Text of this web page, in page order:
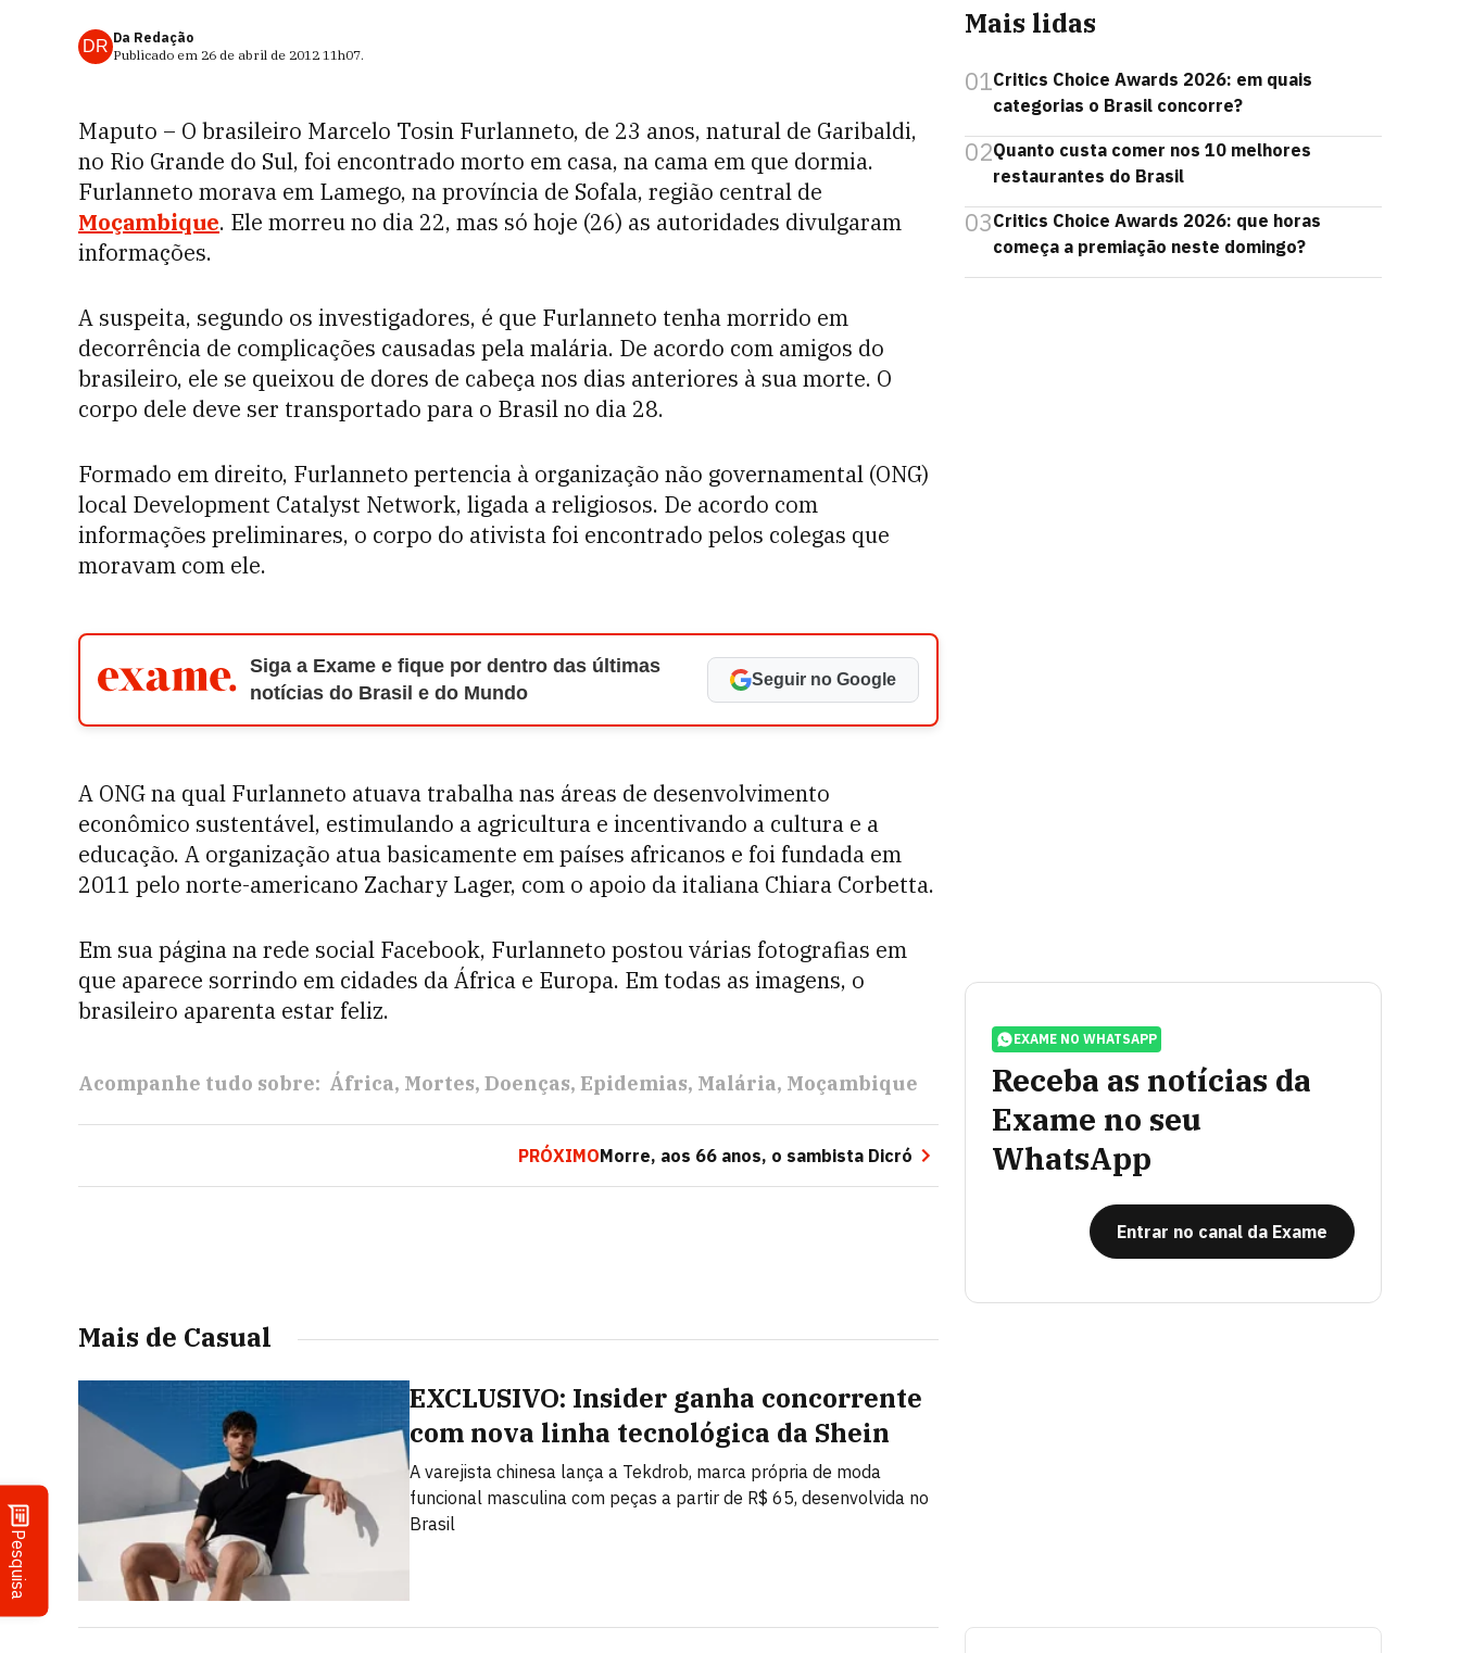
Pesquisa
DR Da Redação
Publicado em 26 de abril de 2012 11h07.
Maputo – O brasileiro Marcelo Tosin Furlanneto, de 23 anos, natural de Garibaldi,
no Rio Grande do Sul, foi encontrado morto em casa, na cama em que dormia.
Furlanneto morava em Lamego, na província de Sofala, região central de
Moçambique. Ele morreu no dia 22, mas só hoje (26) as autoridades divulgaram
informações.
A suspeita, segundo os investigadores, é que Furlanneto tenha morrido em
decorrência de complicações causadas pela malária. De acordo com amigos do
brasileiro, ele se queixou de dores de cabeça nos dias anteriores à sua morte. O
corpo dele deve ser transportado para o Brasil no dia 28.
Formado em direito, Furlanneto pertencia à organização não governamental (ONG)
local Development Catalyst Network, ligada a religiosos. De acordo com
informações preliminares, o corpo do ativista foi encontrado pelos colegas que
moravam com ele.
Siga a Exame e fique por dentro das últimas
notícias do Brasil e do Mundo
Seguir no Google
A ONG na qual Furlanneto atuava trabalha nas áreas de desenvolvimento
econômico sustentável, estimulando a agricultura e incentivando a cultura e a
educação. A organização atua basicamente em países africanos e foi fundada em
2011 pelo norte-americano Zachary Lager, com o apoio da italiana Chiara Corbetta.
Em sua página na rede social Facebook, Furlanneto postou várias fotografias em
que aparece sorrindo em cidades da África e Europa. Em todas as imagens, o
brasileiro aparenta estar feliz.
Acompanhe tudo sobre: África Mortes Doenças Epidemias Malária Moçambique
PRÓXIMOMorre, aos 66 anos, o sambista Dicró
Mais de Casual
EXCLUSIVO: Insider ganha concorrente
com nova linha tecnológica da Shein
A varejista chinesa lança a Tekdrob, marca própria de moda
funcional masculina com peças a partir de R$ 65, desenvolvida no
Brasil
Mais lidas
01Critics Choice Awards 2026: em quais
categorias o Brasil concorre?
02Quanto custa comer nos 10 melhores
restaurantes do Brasil
03Critics Choice Awards 2026: que horas
começa a premiação neste domingo?
EXAME NO WHATSAPP
Receba as notícias da
Exame no seu
WhatsApp
Entrar no canal da Exame